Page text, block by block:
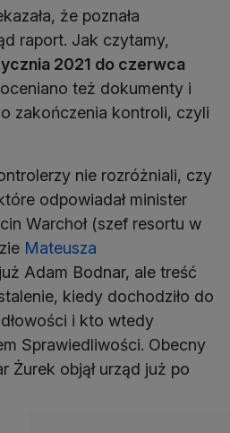
że poznała
raport. Jak czytamy,
2021 do czerwca
też dokumenty i
zakończenia kontroli, czyli
nie rozróżniali, czy
odpowiadał minister
Warchoł (szef resortu w
Mateusza
Adam Bodnar, ale treść
kiedy dochodziło do
i kto wtedy
Sprawiedliwości. Obecny
Żurek objął urząd już po